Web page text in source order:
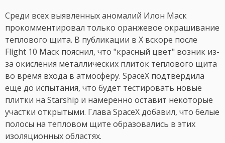
Среди всех выявленных аномалий Илон Маск
прокомментировал только оранжевое окрашивание
теплового щита. В публикации в X вскоре после
Flight 10 Маск пояснил, что "красный цвет" возник из-
за окисления металлических плиток теплового щита
во время входа в атмосферу. SpaceX подтвердила
еще до испытания, что будет тестировать новые
плитки на Starship и намеренно оставит некоторые
участки открытыми. Глава SpaceX добавил, что белые
полосы на тепловом щите образовались в этих
изоляционных областях.